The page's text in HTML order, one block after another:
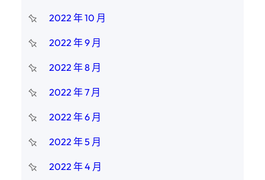
2022 年 10 月
2022 年 9 月
2022 年 8 月
2022 年 7 月
2022 年 6 月
2022 年 5 月
2022 年 4 月